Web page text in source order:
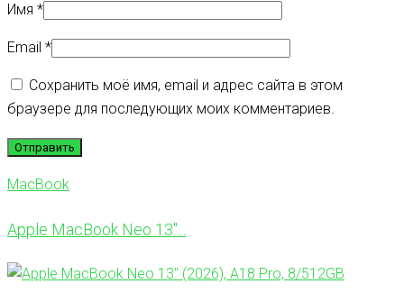
Имя *
Email *
Сохранить моё имя, email и адрес сайта в этом
браузере для последующих моих комментариев.
MacBook
Apple MacBook Neo 13″...